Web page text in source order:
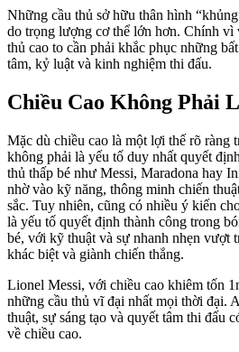
Những cầu thủ sở hữu thân hình
do trọng lượng cơ thể lớn hơn. Chính vì
thủ cao to cần phải khắc phục những
tâm, kỷ luật và kinh nghiệm thi đấu.
Chiều Cao Không Phải
Mặc dù chiều cao là một lợi thế rõ ràng
không phải là yếu tố duy nhất quyết
thủ thấp bé như Messi, Maradona hay
nhờ vào kỹ năng, thông minh chiến
sắc. Tuy nhiên, cũng có nhiều ý kiến
là yếu tố quyết định thành công trong
bé, với kỹ thuật và sự nhanh nhẹn vượt
khác biệt và giành chiến thắng.
Lionel Messi, với chiều cao khiêm tốn
những cầu thủ vĩ đại nhất mọi thời đại.
thuật, sự sáng tạo và quyết tâm thi đấu
về chiều cao.